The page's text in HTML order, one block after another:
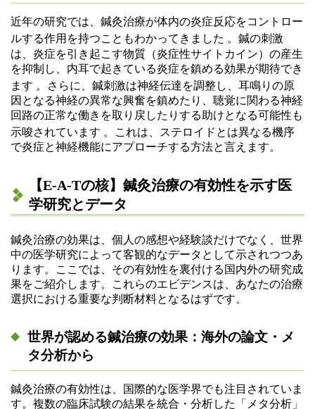
近年の研究では、鍼灸治療が体内の炎症反応をコントロー
ルする作用を持つこともわかってきました 。鍼の刺激
は、炎症を引き起こす物質（炎症性サイトカイン）の産生
を抑制し、内耳で起きている炎症を鎮める効果が期待でき
ます 。さらに、鍼刺激は神経伝達を調整し、耳鳴りの原
因となる神経の異常な興奮を鎮めたり、聴覚に関わる神経
回路の正常な働きを取り戻したりする助けとなる可能性も
示唆されています 。これは、ステロイドとは異なる機序
で炎症と神経機能にアプローチする方法と言えます。
【E-A-Tの核】鍼灸治療の有効性を示す医
学研究とデータ
鍼灸治療の効果は、個人の感想や経験談だけでなく、世界
中の医学研究によって客観的なデータとして示されつつあ
ります。ここでは、その有効性を裏付ける国内外の研究成
果をご紹介します。これらのエビデンスは、あなたの治療
選択における重要な判断材料となるはずです。
世界が認める鍼治療の効果：海外の論文・メ
タ分析から
鍼灸治療の有効性は、国際的な医学界でも注目されていま
す。複数の臨床試験の結果を統合・分析した「メタ分析」